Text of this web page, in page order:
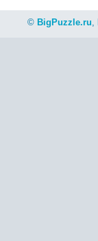
© BigPuzzle.ru,